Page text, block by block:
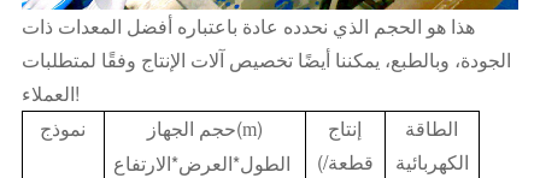
هذا هو الحجم الذي نحدده عادة باعتباره أفضل المعدات ذات
الجودة، وبالطبع، يمكننا أيضًا تخصيص آلات الإنتاج وفقًا لمتطلبات
العملاء!
نموذج
حجم الجهاز(m)
الطول*العرض*الارتفاع
إنتاج
(قطعة/
الطاقة
الكهربائية